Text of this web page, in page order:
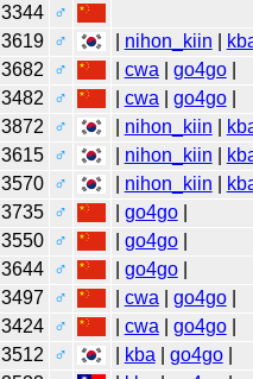
3344
♂
3619 ♂ nihon_kiin
3682 ♂ cwa go4go|
3482 ♂ cwa go4go|
3872 ♂ nihon_kiin
3615 ♂ nihon_kiin
3570 ♂ nihon_kiin
3735 ♂ go4go|
3550 ♂ go4go|
3644 ♂ go4go|
3497 ♂ cwa go4go|
3424 ♂ cwa go4go|
3512 ♂ kba go4go|